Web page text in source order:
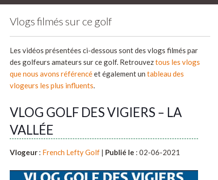
Vlogs filmés sur ce golf
Les vidéos présentées ci-dessous sont des vlogs filmés par
des golfeurs amateurs sur ce golf. Retrouveztous les vlogs
que nous avons référencéet également un tableau des
vlogeurs les plus influents.
VLOG GOLF DES VIGIERS – LA
VALLÉE
Vlogeur : French Lefty Golf | Publié le : 02-06-2021